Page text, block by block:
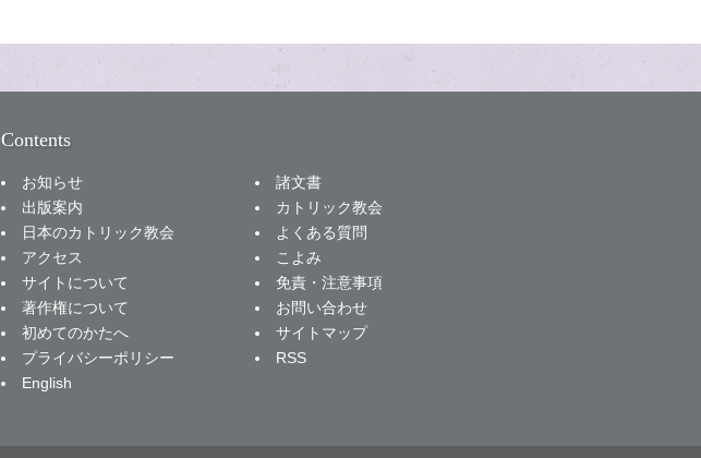
Contents
お知らせ
諸文書
出版案内
カトリック教会
日本のカトリック教会
よくある質問
アクセス
こよみ
サイトについて
免責・注意事項
著作権について
お問い合わせ
初めてのかたへ
サイトマップ
プライバシーポリシー
RSS
English